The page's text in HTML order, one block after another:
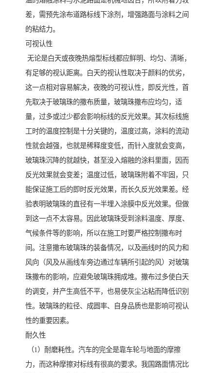
差，需预先涂布道路标线下涂剂，增强路面与涂料之间
的粘结力。
可视认性
无论是白天或夜晚热熔型标线都应鲜明、均匀、清晰，
有足够的视认距离。白天的视认性取决于颜料的优劣，
这一点相对容易解决，夜晚的可视认性，即反光性，首
先取决于玻璃珠的撒布质量，玻璃珠撒布应均匀，适
量，过多或过少都会影响标线的反光效果。其次标线施
工时的温度控制是十分关键的，温度过高，涂料的流动
性就会越强，也就是稀释度变低，而针入度就会变高，
玻璃珠沉降的就越快，甚至没入熔融的涂料里面，因而
反光效果就会变差；温度过低，玻璃珠附着不牢固，只
能保证施工后的即时反光效果，而长久反光效果差。经
验表明玻璃珠的直径有一半埋入涂膜中反光效果。但做
到这一点不太容易。因此玻璃珠受到涂料温度、厚度、
气候条件等的影响，所以在施工时要严格控制撒布时
间。注意撒布玻璃珠的装备情况，以及画线时的风力和
风向（风及从画线车旁边通过车辆所引起的风）对玻璃
珠撒布的影响，应避免玻璃珠拥成堆。撒布过多使白天
的调变，并产生高低不平，也易使灰尘沾粘而降低识别
性。玻璃珠的粒径、成圆率、自身品质也是影响可视认
性的重要因素。
耐久性
（1）耐磨耗性。汽车的完全是靠车轮与地面的摩擦
力，而这种摩擦对标线有很高的要求。我国路面情况比